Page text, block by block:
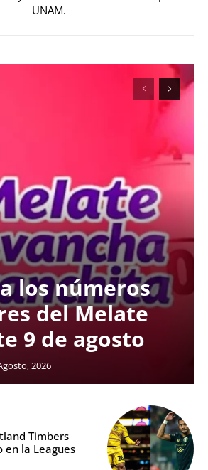
UNAM.
los números
del Melate
9 de agosto
2026
Timbers
la Leagues